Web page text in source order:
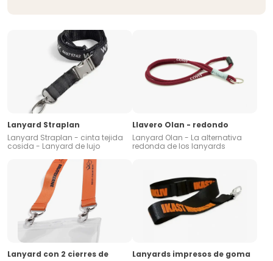
Lanyard Straplan
Lanyard Straplan - cinta tejida
cosida - Lanyard de lujo
Llavero Olan - redondo
Lanyard Olan - La alternativa
redonda de los lanyards
Lanyard con 2 cierres de
Lanyards impresos de goma